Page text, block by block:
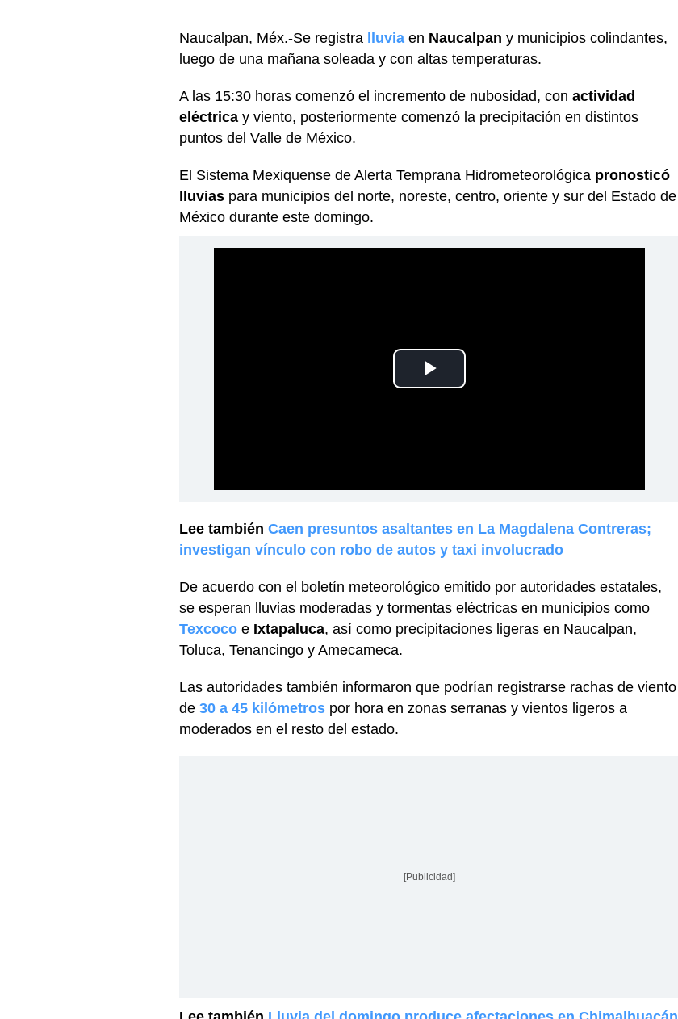
Naucalpan, Méx.-Se registra lluvia en Naucalpan y municipios colindantes,
luego de una mañana soleada y con altas temperaturas.
A las 15:30 horas comenzó el incremento de nubosidad, con actividad
eléctrica y viento, posteriormente comenzó la precipitación en distintos
puntos del Valle de México.
El Sistema Mexiquense de Alerta Temprana Hidrometeorológica pronosticó
lluvias para municipios del norte, noreste, centro, oriente y sur del Estado de
México durante este domingo.
Lee también Caen presuntos asaltantes en La Magdalena Contreras;
investigan vínculo con robo de autos y taxi involucrado
De acuerdo con el boletín meteorológico emitido por autoridades estatales,
se esperan lluvias moderadas y tormentas eléctricas en municipios como
Texcoco e Ixtapaluca, así como precipitaciones ligeras en Naucalpan,
Toluca, Tenancingo y Amecameca.
Las autoridades también informaron que podrían registrarse rachas de viento
de 30 a 45 kilómetros por hora en zonas serranas y vientos ligeros a
moderados en el resto del estado.
[Publicidad]